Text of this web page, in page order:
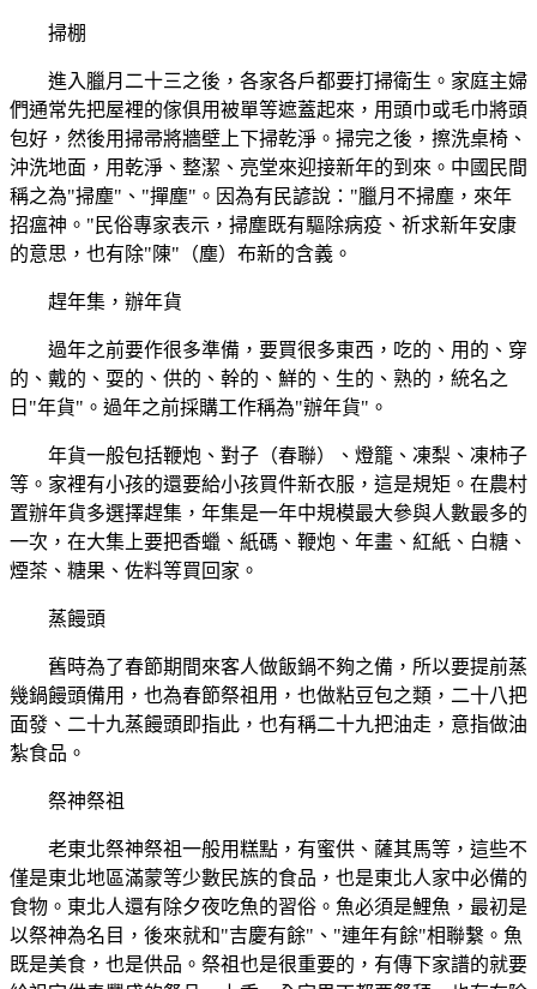
掃棚
進入臘月二十三之後，各家各戶都要打掃衛生。家庭主婦
們通常先把屋裡的傢俱用被單等遮蓋起來，用頭巾或毛巾將頭
包好，然後用掃帚將牆壁上下掃乾淨。掃完之後，擦洗桌椅、
沖洗地面，用乾淨、整潔、亮堂來迎接新年的到來。中國民間
稱之為"掃塵"、"撣塵"。因為有民諺說："臘月不掃塵，來年
招瘟神。"民俗專家表示，掃塵既有驅除病疫、祈求新年安康
的意思，也有除"陳"（塵）布新的含義。
趕年集，辦年貨
過年之前要作很多準備，要買很多東西，吃的、用的、穿
的、戴的、耍的、供的、幹的、鮮的、生的、熟的，統名之
日"年貨"。過年之前採購工作稱為"辦年貨"。
年貨一般包括鞭炮、對子（春聯）、燈籠、凍梨、凍柿子
等。家裡有小孩的還要給小孩買件新衣服，這是規矩。在農村
置辦年貨多選擇趕集，年集是一年中規模最大參與人數最多的
一次，在大集上要把香蠟、紙碼、鞭炮、年畫、紅紙、白糖、
煙茶、糖果、佐料等買回家。
蒸饅頭
舊時為了春節期間來客人做飯鍋不夠之備，所以要提前蒸
幾鍋饅頭備用，也為春節祭祖用，也做粘豆包之類，二十八把
面發、二十九蒸饅頭即指此，也有稱二十九把油走，意指做油
紮食品。
祭神祭祖
老東北祭神祭祖一般用糕點，有蜜供、薩其馬等，這些不
僅是東北地區滿蒙等少數民族的食品，也是東北人家中必備的
食物。東北人還有除夕夜吃魚的習俗。魚必須是鯉魚，最初是
以祭神為名目，後來就和"吉慶有餘"、"連年有餘"相聯繫。魚
既是美食，也是供品。祭祖也是很重要的，有傳下家譜的就要